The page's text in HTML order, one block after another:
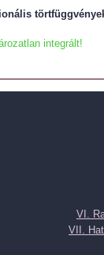
integrált!
VI.
VII.